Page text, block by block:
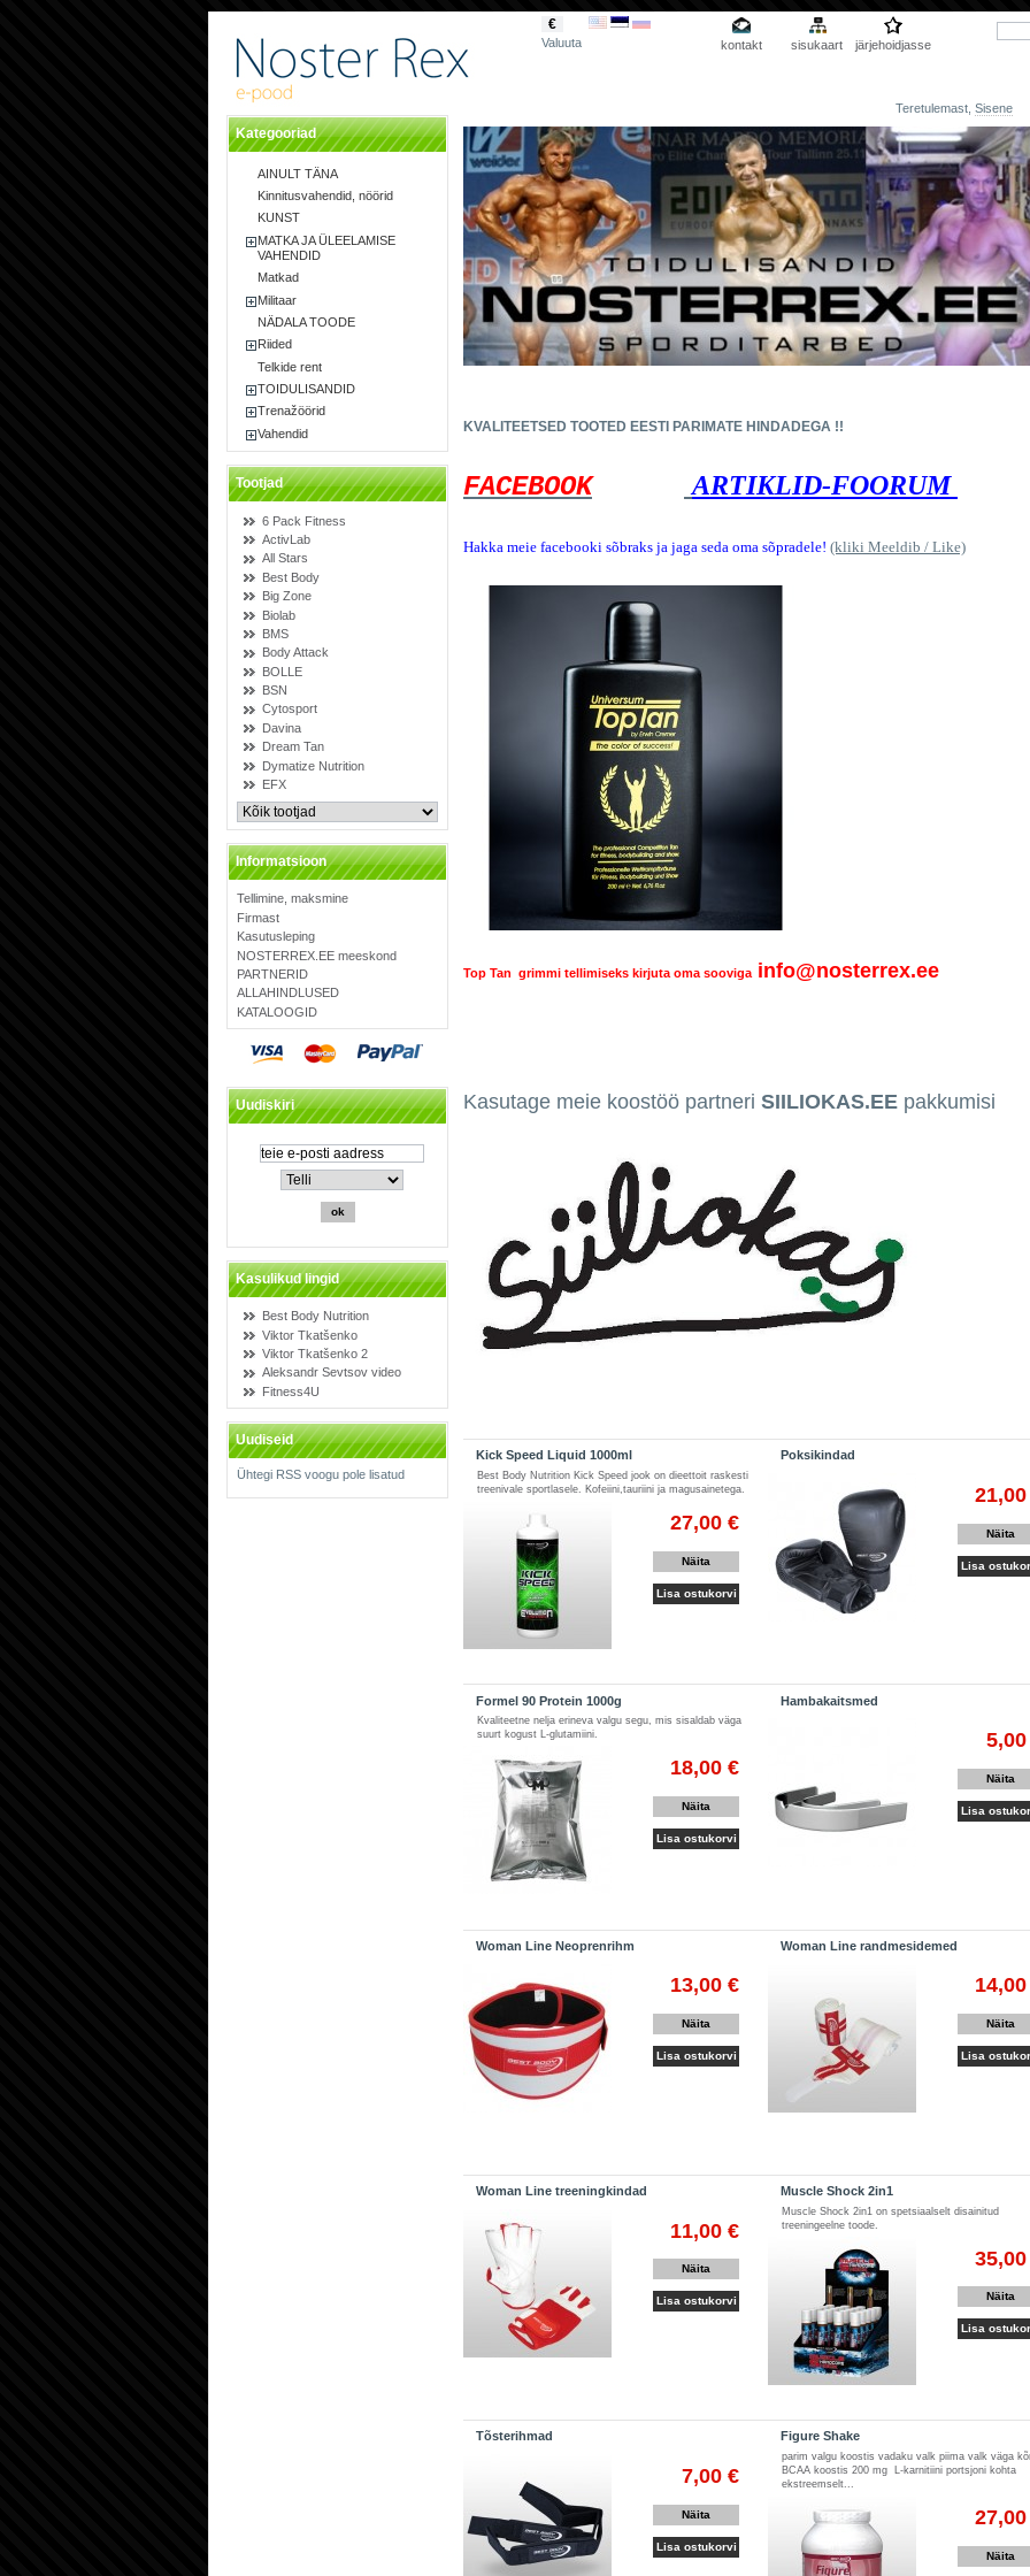
€
Valuuta kontakt sisukaart järjehoidjasse
Teretulemast, Sisene
Kategooriad
AINULT TÄNA
Kinnitusvahendid, nöörid
KUNST
MATKA JA ÜLEELAMISE
VAHENDID
Matkad
Militaar
NÄDALA TOODE
Riided
Telkide rent
TOIDULISANDID
Trenažöörid
Vahendid
Tootjad
6 Pack Fitness
ActivLab
All Stars
Best Body
Big Zone
Biolab
BMS
Body Attack
BOLLE
BSN
Cytosport
Davina
Dream Tan
Dymatize Nutrition
EFX
Informatsioon
Tellimine, maksmine
Firmast
Kasutusleping
NOSTERREX.EE meeskond
PARTNERID
ALLAHINDLUSED
KATALOOGID
Uudiskiri
Kasulikud lingid
Best Body Nutrition
Viktor Tkatšenko
Viktor Tkatšenko 2
Aleksandr Sevtsov video
Fitness4U
Uudiseid
Ühtegi RSS voogu pole lisatud
KVALITEETSED TOOTED EESTI PARIMATE HINDADEGA !!
FACEBOOK ARTIKLID-FOORUM
Hakka meie facebooki sõbraks ja jaga seda oma sõpradele! (kliki Meeldib / Like)
Top Tan grimmi tellimiseks kirjuta oma soovigainfo@nosterrex.ee
Kasutage meie koostöö partneri SIILIOKAS.EE pakkumisi
Kick Speed Liquid 1000ml
Best Body Nutrition Kick Speed jook on dieettoit raskesti
treenivale sportlasele. Kofeiini,tauriini ja magusainetega.
27,00 €
Näita
Lisa ostukorvi
Poksikindad
Näita
Lisa
Formel 90 Protein 1000g
Kvaliteetne nelja erineva valgu segu, mis sisaldab väga
suurt kogust L-glutamiini.
18,00 €
Näita
Lisa ostukorvi
Hambakaitsmed
Näita
Lisa
Woman Line Neoprenrihm
13,00 €
Näita
Lisa ostukorvi
Woman Line randmesidemed
Näita
Lisa
Woman Line treeningkindad
11,00 €
Näita
Lisa ostukorvi
Muscle Shock 2in1
Muscle Shock 2in1 on spetsiaalselt disainitud
treeningeelne toode.
Näita
Lisa
Tõsterihmad
7,00 €
Näita
Lisa ostukorvi
Figure Shake
parim valgu koostis vadaku valk piima valk väga
BCAA koostis 200 mg L-karnitiini portsjoni kohta
ekstreemselt...
Näita